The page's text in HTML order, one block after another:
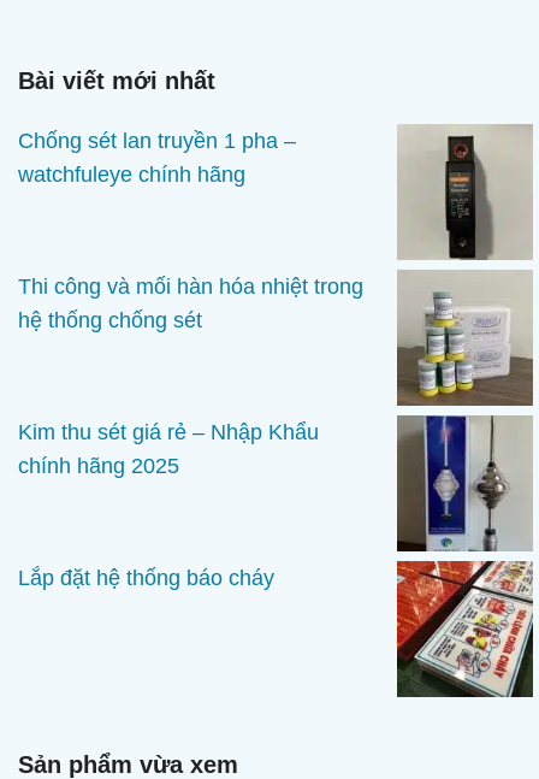
Bài viết mới nhất
Chống sét lan truyền 1 pha –
watchfuleye chính hãng
Thi công và mối hàn hóa nhiệt trong
hệ thống chống sét
Kim thu sét giá rẻ – Nhập Khẩu
chính hãng 2025
Lắp đặt hệ thống báo cháy
Sản phẩm vừa xem